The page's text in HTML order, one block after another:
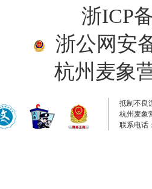
浙ICP
浙公网安
杭州麦象
抵制不良
杭州麦象
联系电话